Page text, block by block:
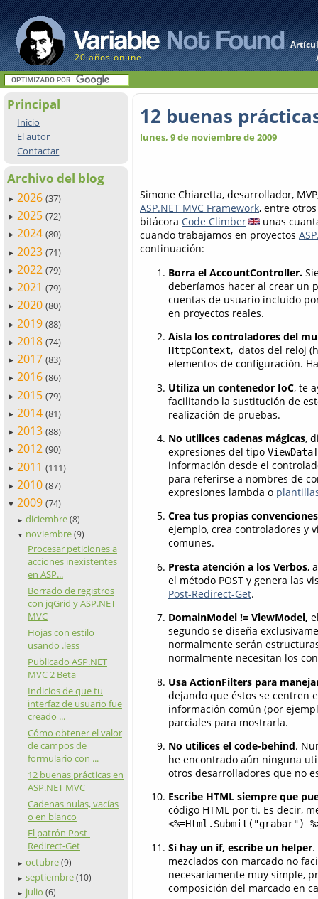
20 años online
Principal
Inicio
El autor
Contactar
Archivo del blog
► 2026 (37)
► 2025 (72)
► 2024 (80)
► 2023 (71)
► 2022 (79)
► 2021 (79)
► 2020 (80)
► 2019 (88)
► 2018 (74)
► 2017 (83)
► 2016 (86)
► 2015 (79)
► 2014 (81)
► 2013 (88)
► 2012 (90)
► 2011 (111)
► 2010 (87)
▼ 2009 (74)
► diciembre (8)
▼ noviembre (9)
Procesar peticiones a
acciones inexistentes
en ASP...
Borrado de registros
con jqGrid y ASP.NET
MVC
Hojas con estilo
usando .less
Publicado ASP.NET
MVC 2 Beta
Indicios de que tu
interfaz de usuario fue
creado ...
Cómo obtener el valor
de campos de
formulario con ...
12 buenas prácticas en
ASP.NET MVC
Cadenas nulas, vacías
o en blanco
El patrón Post-
Redirect-Get
► octubre (9)
► septiembre (10)
► julio (6)
12 buenas
lunes, 9 de noviembre de 2009
Simone Chiaretta, desarrollador,
ASP.NET MVC Framework, entre
bitácora Code Climber
unas
cuando trabajamos en proyectos
continuación:
Borra el AccountController.
deberíamos hacer al crear un
cuentas de usuario incluido
en proyectos reales.
Aísla los controladores del
HttpContext, datos del reloj
elementos de configuración.
Utiliza un contenedor IoC, te
facilitando la sustitución de
realización de pruebas.
No utilices cadenas mágicas,
expresiones del tipo
información desde el
para referirse a nombres de
expresiones lambda o
Crea tus propias convenciones
ejemplo, crea controladores y
comunes.
Presta atención a los Verbos,
el método POST y genera las
Post-Redirect-Get.
DomainModel != ViewModel,
segundo se diseña
normalmente serán
normalmente necesitan los
Usa ActionFilters para
dejando que éstos se centren
información común (por
parciales para mostrarla.
No utilices el code-behind.
he encontrado aún ninguna
otros desarrolladores que no
Escribe HTML siempre que
código HTML por ti. Es decir,
<%=Html.Submit("grabar")
Si hay un if, escribe un helper
mezclados con marcado no
necesariamente muy simple,
composición del marcado en